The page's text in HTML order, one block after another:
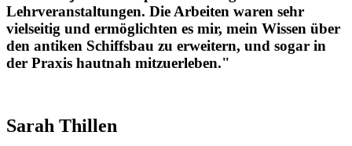
Lehrveranstaltungen. Die Arbeiten waren sehr
vielseitig und ermöglichten es mir, mein Wissen über
den antiken Schiffsbau zu erweitern, und sogar in
der Praxis hautnah mitzuerleben."
Sarah Thillen